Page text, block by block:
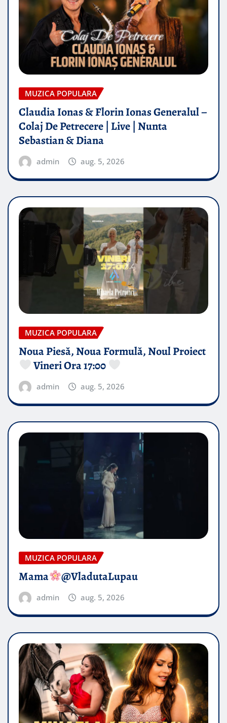
MUZICA POPULARA
Claudia Ionas & Florin Ionas Generalul –
Colaj De Petrecere | Live | Nunta
Sebastian & Diana
admin aug. 5, 2026
MUZICA POPULARA
Noua Piesă, Noua Formulă, Noul Proiect
Vineri Ora 17:00
admin aug. 5, 2026
MUZICA POPULARA
Mama @VladutaLupau
admin aug. 5, 2026